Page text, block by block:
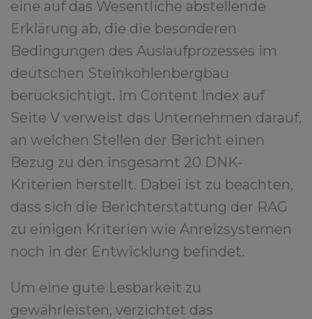
eine auf das Wesentliche abstellende
Erklärung ab, die die besonderen
Bedingungen des Auslaufprozesses im
deutschen Steinkohlenbergbau
berücksichtigt. Im Content Index auf
Seite V verweist das Unternehmen darauf,
an welchen Stellen der Bericht einen
Bezug zu den insgesamt 20 DNK-
Kriterien herstellt. Dabei ist zu beachten,
dass sich die Berichterstattung der RAG
zu einigen Kriterien wie Anreizsystemen
noch in der Entwicklung befindet.
Um eine gute Lesbarkeit zu
gewährleisten, verzichtet das